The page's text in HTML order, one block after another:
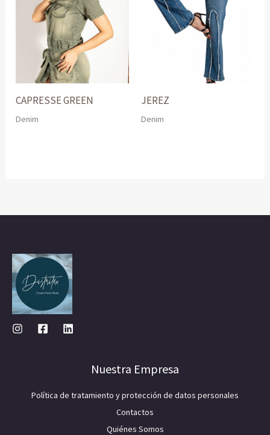
CAPRESSE GREEN
Denim
JEREZ
Denim
Nuestra Empresa
Política de tratamiento y protección de datos personales
Contactos
Quiénes Somos